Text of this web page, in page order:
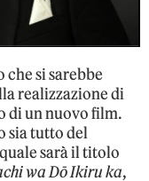
si sarebbe
realizzazione di
di un nuovo film.
sia tutto del
sarà il titolo
wa Dō Ikiru ka,